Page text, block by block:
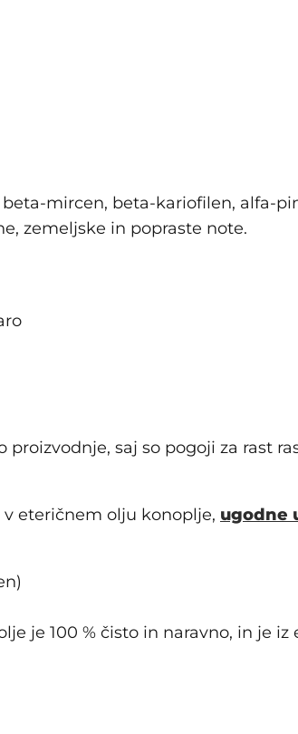
mircen, beta-kariofilen, alfa-
zemeljske in popraste note.
saj so pogoji za rast
eteričnem olju konoplje, ugodne
je 100 % čisto in naravno, in je